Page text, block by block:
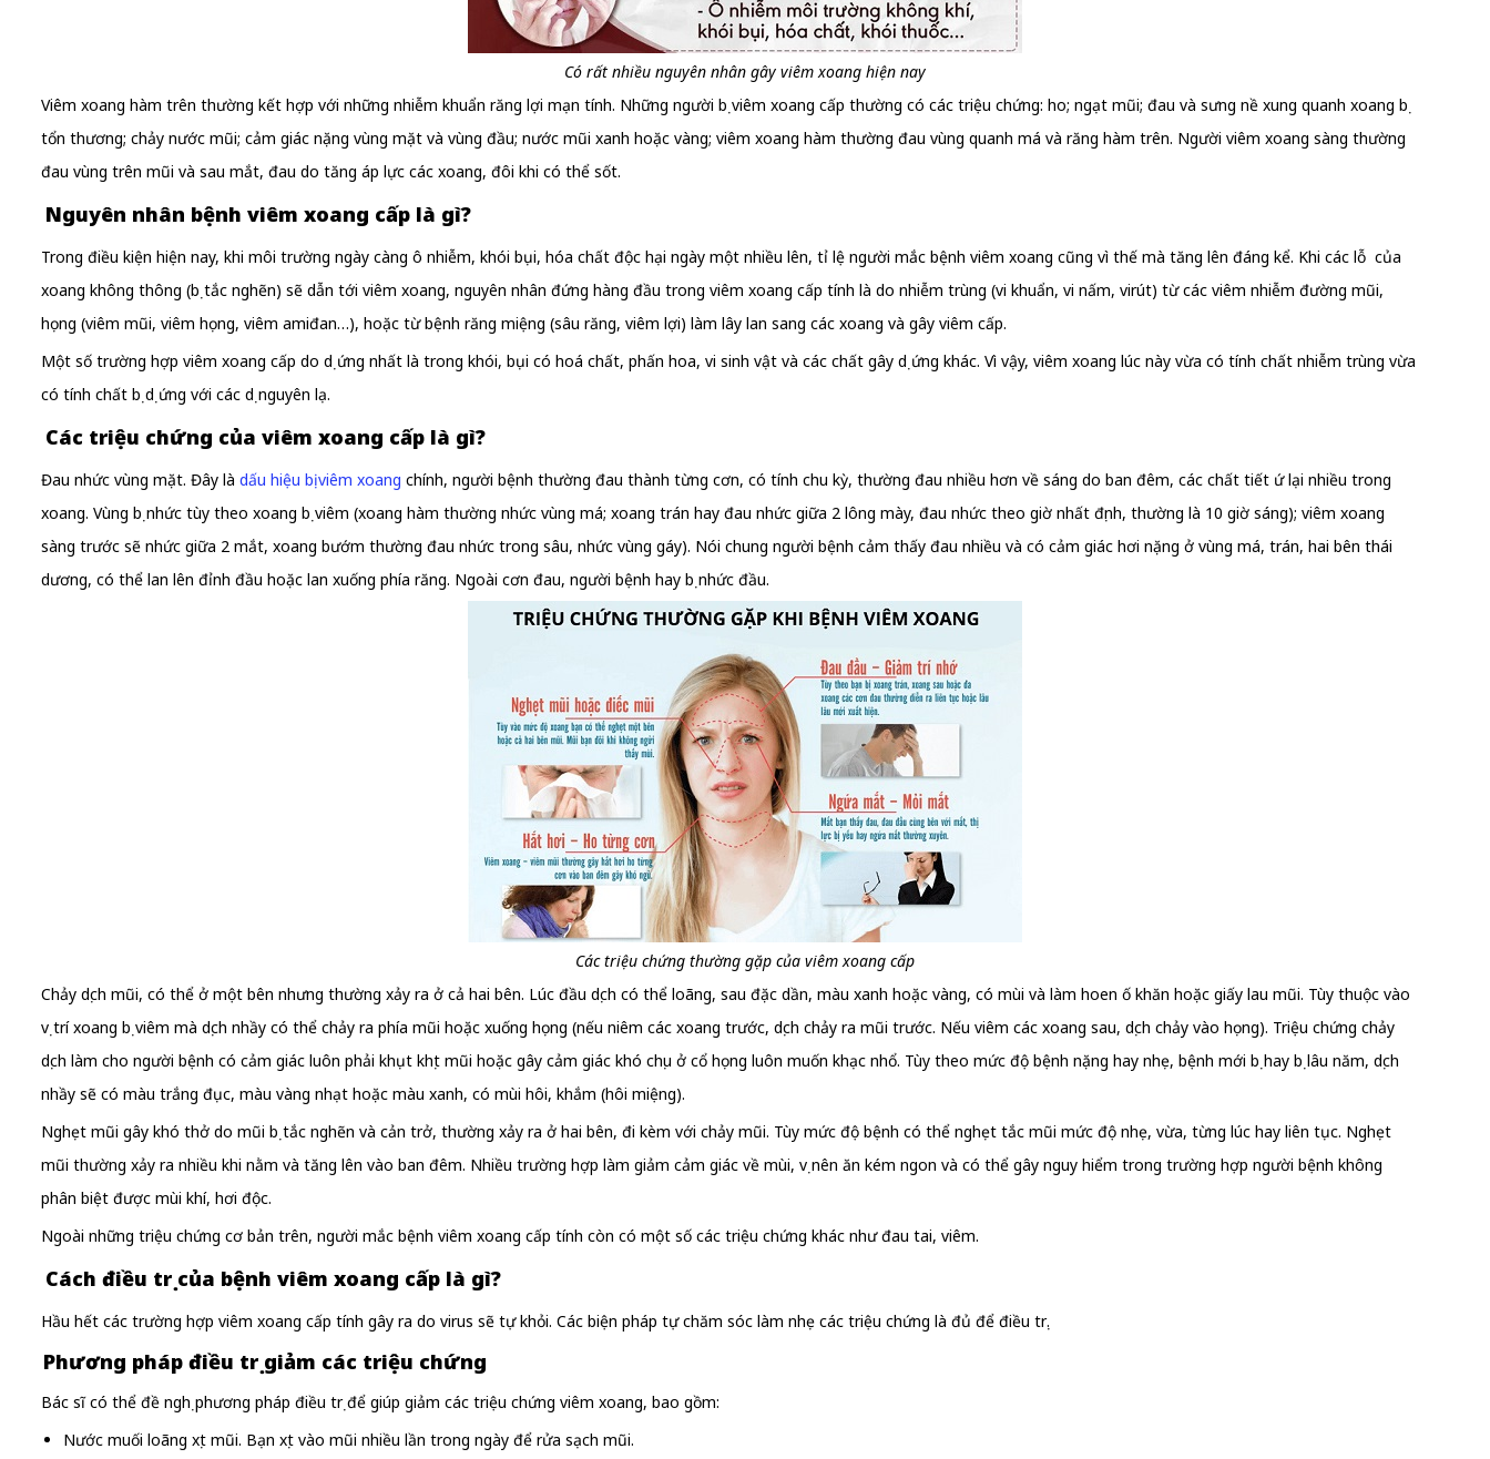
Có rất nhiều nguyên nhân gây viêm xoang hiện nay
Viêm xoang hàm trên thường kết hợp với những nhiễm khuẩn răng lợi mạn tính. Những người bị viêm xoang cấp thường có các triệu chứng: ho; ngạt mũi; đau và sưng nề xung quanh xoang bị
tổn thương; chảy nước mũi; cảm giác nặng vùng mặt và vùng đầu; nước mũi xanh hoặc vàng; viêm xoang hàm thường đau vùng quanh má và răng hàm trên. Người viêm xoang sàng thường
đau vùng trên mũi và sau mắt, đau do tăng áp lực các xoang, đôi khi có thể sốt.
Nguyên nhân bệnh viêm xoang cấp là gì?
Trong điều kiện hiện nay, khi môi trường ngày càng ô nhiễm, khói bụi, hóa chất độc hại ngày một nhiều lên, tỉ lệ người mắc bệnh viêm xoang cũng vì thế mà tăng lên đáng kể. Khi các lỗ của
xoang không thông (bị tắc nghẽn) sẽ dẫn tới viêm xoang, nguyên nhân đứng hàng đầu trong viêm xoang cấp tính là do nhiễm trùng (vi khuẩn, vi nấm, virút) từ các viêm nhiễm đường mũi,
họng (viêm mũi, viêm họng, viêm amiđan…), hoặc từ bệnh răng miệng (sâu răng, viêm lợi) làm lây lan sang các xoang và gây viêm cấp.
Một số trường hợp viêm xoang cấp do dị ứng nhất là trong khói, bụi có hoá chất, phấn hoa, vi sinh vật và các chất gây dị ứng khác. Vì vậy, viêm xoang lúc này vừa có tính chất nhiễm trùng vừa
có tính chất bị dị ứng với các dị nguyên lạ.
Các triệu chứng của viêm xoang cấp là gì?
Đau nhức vùng mặt. Đây là dấu hiệu bị viêm xoang chính, người bệnh thường đau thành từng cơn, có tính chu kỳ, thường đau nhiều hơn về sáng do ban đêm, các chất tiết ứ lại nhiều trong
xoang. Vùng bị nhức tùy theo xoang bị viêm (xoang hàm thường nhức vùng má; xoang trán hay đau nhức giữa 2 lông mày, đau nhức theo giờ nhất định, thường là 10 giờ sáng); viêm xoang
sàng trước sẽ nhức giữa 2 mắt, xoang bướm thường đau nhức trong sâu, nhức vùng gáy). Nói chung người bệnh cảm thấy đau nhiều và có cảm giác hơi nặng ở vùng má, trán, hai bên thái
dương, có thể lan lên đỉnh đầu hoặc lan xuống phía răng. Ngoài cơn đau, người bệnh hay bị nhức đầu.
Các triệu chứng thường gặp của viêm xoang cấp
Chảy dịch mũi, có thể ở một bên nhưng thường xảy ra ở cả hai bên. Lúc đầu dịch có thể loãng, sau đặc dần, màu xanh hoặc vàng, có mùi và làm hoen ố khăn hoặc giấy lau mũi. Tùy thuộc vào
vị trí xoang bị viêm mà dịch nhầy có thể chảy ra phía mũi hoặc xuống họng (nếu niêm các xoang trước, dịch chảy ra mũi trước. Nếu viêm các xoang sau, dịch chảy vào họng). Triệu chứng chảy
dịch làm cho người bệnh có cảm giác luôn phải khụt khịt mũi hoặc gây cảm giác khó chịu ở cổ họng luôn muốn khạc nhổ. Tùy theo mức độ bệnh nặng hay nhẹ, bệnh mới bị hay bị lâu năm, dịch
nhầy sẽ có màu trắng đục, màu vàng nhạt hoặc màu xanh, có mùi hôi, khắm (hôi miệng).
Nghẹt mũi gây khó thở do mũi bị tắc nghẽn và cản trở, thường xảy ra ở hai bên, đi kèm với chảy mũi. Tùy mức độ bệnh có thể nghẹt tắc mũi mức độ nhẹ, vừa, từng lúc hay liên tục. Nghẹt
mũi thường xảy ra nhiều khi nằm và tăng lên vào ban đêm. Nhiều trường hợp làm giảm cảm giác về mùi, vị nên ăn kém ngon và có thể gây nguy hiểm trong trường hợp người bệnh không
phân biệt được mùi khí, hơi độc.
Ngoài những triệu chứng cơ bản trên, người mắc bệnh viêm xoang cấp tính còn có một số các triệu chứng khác như đau tai, viêm.
Cách điều trị của bệnh viêm xoang cấp là gì?
Hầu hết các trường hợp viêm xoang cấp tính gây ra do virus sẽ tự khỏi. Các biện pháp tự chăm sóc làm nhẹ các triệu chứng là đủ để điều trị.
Phương pháp điều trị giảm các triệu chứng
Bác sĩ có thể đề nghị phương pháp điều trị để giúp giảm các triệu chứng viêm xoang, bao gồm:
Nước muối loãng xịt mũi. Bạn xịt vào mũi nhiều lần trong ngày để rửa sạch mũi.